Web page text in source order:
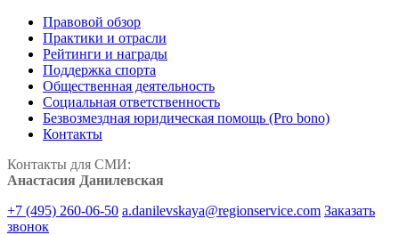
Правовой обзор
Практики и отрасли
Рейтинги и награды
Поддержка спорта
Общественная деятельность
Социальная ответственность
Безвозмездная юридическая помощь (Pro bono)
Контакты
Контакты для СМИ:
Анастасия Данилевская
+7 (495) 260-06-50 a.danilevskaya@regionservice.com Заказать
звонок